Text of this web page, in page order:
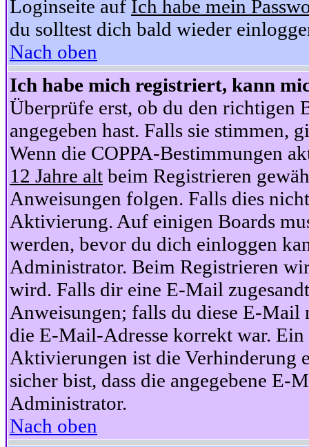
Loginseite auf Ich habe mein
du solltest dich bald wieder
Nach oben
Ich habe mich registriert, kann
Überprüfe erst, ob du den richtigen
angegeben hast. Falls sie stimmen,
Wenn die COPPA-Bestimmungen
12 Jahre alt beim Registrieren
Anweisungen folgen. Falls dies
Aktivierung. Auf einigen Boards
werden, bevor du dich einloggen
Administrator. Beim Registrieren
wird. Falls dir eine E-Mail
Anweisungen; falls du diese E-Mail
die E-Mail-Adresse korrekt war.
Aktivierungen ist die Verhinderung
sicher bist, dass die angegebene
Administrator.
Nach oben